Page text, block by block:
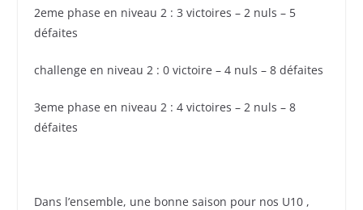
2eme phase en niveau 2 : 3 victoires – 2 nuls – 5
défaites
challenge en niveau 2 : 0 victoire – 4 nuls – 8 défaites
3eme phase en niveau 2 : 4 victoires – 2 nuls – 8
défaites
Dans l’ensemble, une bonne saison pour nos U10 ,